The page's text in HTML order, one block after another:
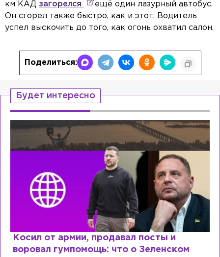
км КАД загорелся
ещё один лазурный автобус.
Он сгорел также быстро, как и этот. Водитель
успел выскочить до того, как огонь охватил салон.
Поделиться:
Будет интересно
Рыдает из-за мужа, но опять флиртует с
Лазаревым: как Лера Кудрявцева